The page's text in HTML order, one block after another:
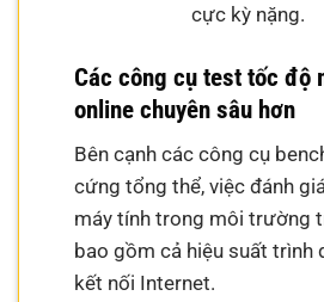
cực kỳ nặng.
Các công cụ test tốc độ
online chuyên sâu hơn
Bên cạnh các công cụ
cứng tổng thể, việc đánh
máy tính trong môi trường
bao gồm cả hiệu suất trình
kết nối Internet.